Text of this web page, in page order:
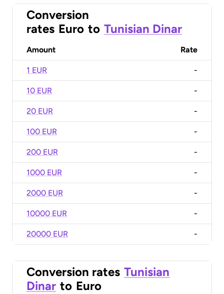
Conversion
rates Euro to Tunisian Dinar
Amount Rate
1 EUR -
10 EUR -
20 EUR -
100 EUR -
200 EUR -
1000 EUR -
2000 EUR -
10000 EUR -
20000 EUR -
Conversion rates Tunisian
Dinar to Euro